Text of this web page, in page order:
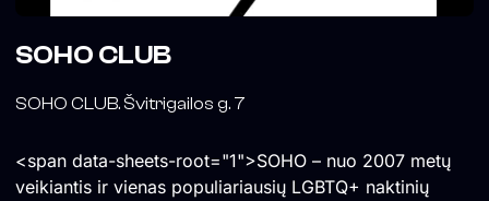
SOHO CLUB
SOHO CLUB. Švitrigailos g. 7
<span data-sheets-root="1">SOHO – nuo 2007 metų
veikiantis ir vienas populiariausių LGBTQ+ naktinių